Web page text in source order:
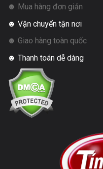
☻ Mua hàng đơn giản
☻ Vận chuyển tận nơi
☻ Giao hàng toàn quốc
☻ Thanh toán dễ dàng